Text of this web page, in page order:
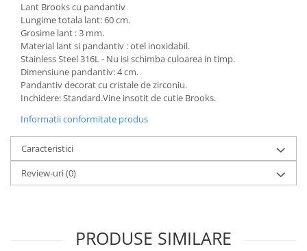
Lant Brooks cu pandantiv
Lungime totala lant: 60 cm.
Grosime lant : 3 mm.
Material lant si pandantiv : otel inoxidabil.
Stainless Steel 316L - Nu isi schimba culoarea in timp.
Dimensiune pandantiv: 4 cm.
Pandantiv decorat cu cristale de zirconiu.
Inchidere: Standard.Vine insotit de cutie Brooks.
Informatii conformitate produs
Caracteristici
Review-uri(0)
PRODUSE SIMILARE